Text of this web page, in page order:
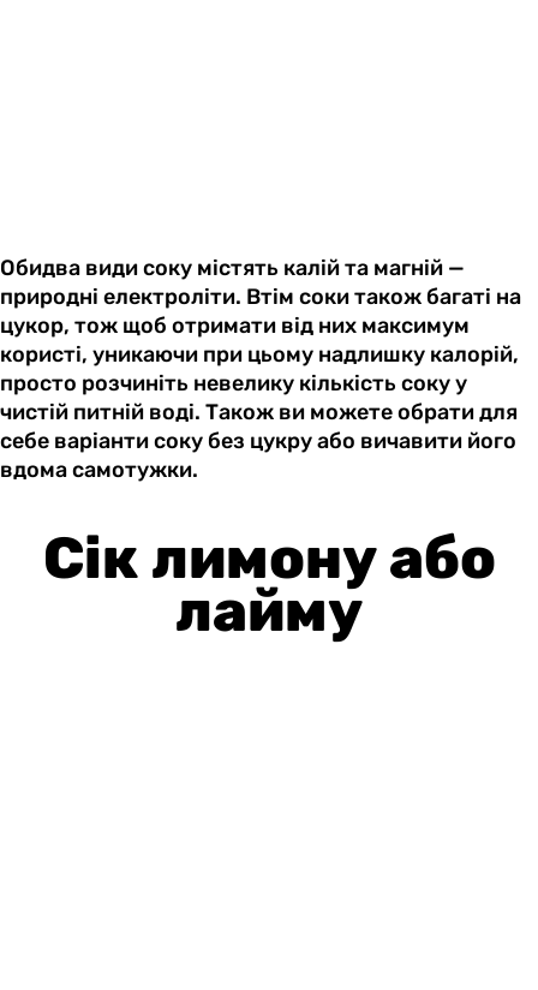
Обидва види соку містять калій та магній —
природні електроліти. Втім соки також багаті на
цукор, тож щоб отримати від них максимум
користі, уникаючи при цьому надлишку калорій,
просто розчиніть невелику кількість соку у
чистій питній воді. Також ви можете обрати для
себе варіанти соку без цукру або вичавити його
вдома самотужки.
Сік лимону або
лайму